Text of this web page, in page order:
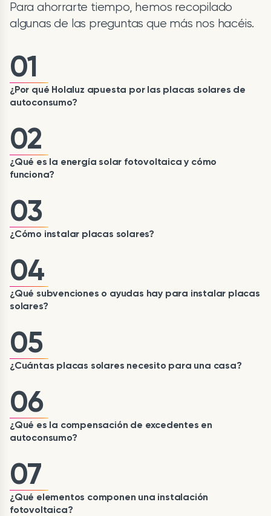
Para ahorrarte tiempo, hemos recopilado
algunas de las preguntas que más nos hacéis.
01
¿Por qué Holaluz apuesta por las placas solares de
autoconsumo?
02
¿Qué es la energía solar fotovoltaica y cómo
funciona?
03
¿Cómo instalar placas solares?
04
¿Qué subvenciones o ayudas hay para instalar placas
solares?
05
¿Cuántas placas solares necesito para una casa?
06
¿Qué es la compensación de excedentes en
autoconsumo?
07
¿Qué elementos componen una instalación
fotovoltaica?